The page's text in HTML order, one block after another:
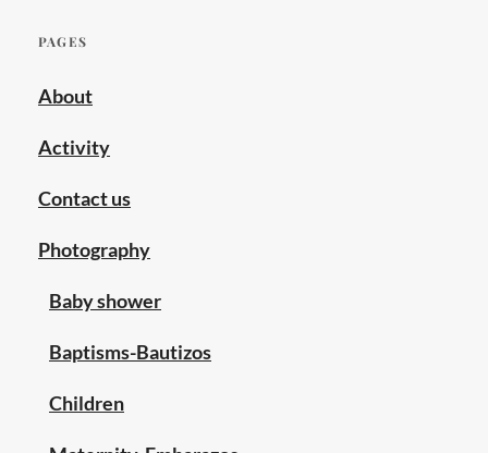
PAGES
About
Activity
Contact us
Photography
Baby shower
Baptisms-Bautizos
Children